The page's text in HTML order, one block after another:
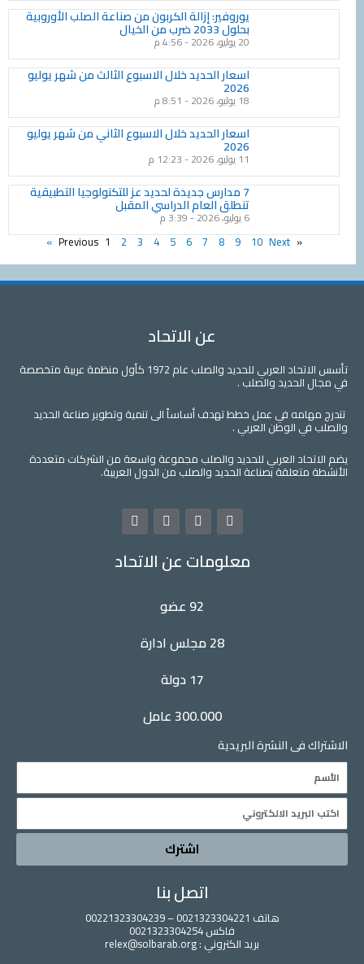
يوروفير: إزالة الكربون من صناعة الصلب الأوروبية
بحلول 2033 ضرب من الخيال
20 يوليو، 2026 4:56 م
اسعار الحديد خلال الاسبوع الثالث من شهر يوليو
2026
18 يوليو، 2026 8:51 م
اسعار الحديد خلال الاسبوع الثاني من شهر يوليو
2026
11 يوليو، 2026 12:23 م
7 مدارس جديدة لحديد عز للتكنولوجيا التطبيقية
تنطلق العام الدراسي المقبل
3:39 م
« Previous
1 2 3 4 5 6 7 8 9 10 Next »
عن الاتحاد
تأسس الاتحاد العربي للحديد والصلب عام 1972 كأول منظمة عربية متخصصة
في مجال الحديد والصلب .
تندرج مهامه في عمل خطط تهدف أساساً الى تنمية وتطوير صناعة الحديد
والصلب في الوطن العربي .
يضم الاتحاد العربي للحديد والصلب مجموعة واسعة من الشركات متعددة
الأنشطة متعلقة بصناعة الحديد والصلب من الدول العربية.
F
a
e
b
T
w
t
t
Y
o
t
u
L
i
k
e
معلومات عن الاتحاد
92 عضو
28 مجلس ادارة
17 دولة
300.000 عامل
الاشتراك فى النشرة البريدية
Name
Email
اشترك
اتصل بنا
هاتف 0021323304221 – 00221323304239
فاكس 0021323304254
بريد الكتروني : relex@solbarab.org